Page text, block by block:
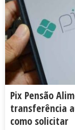
Pix Pensão
transferência
como solicitar